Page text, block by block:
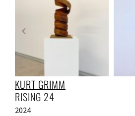
KURT GRIMM
RISING 24
2024